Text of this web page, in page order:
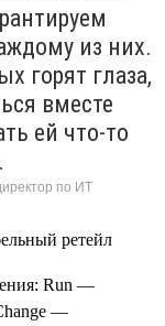
из них.
горят глаза,
вместе
ей что-то
по ИТ
Run —
—